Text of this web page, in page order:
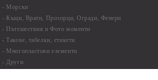
- Морски
- Къщи, Врати, Прозорци, Огради, Фенери
- Пътешествия и Фото моменти
Такове, табелки, етикети
- Многопластови елементи
- Други